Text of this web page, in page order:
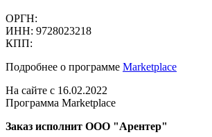
ОРГН:
ИНН: 9728023218
КПП:
Подробнее о программе Marketplace
На сайте с 16.02.2022
Программа Marketplace
Заказ исполнит ООО "Арентер"